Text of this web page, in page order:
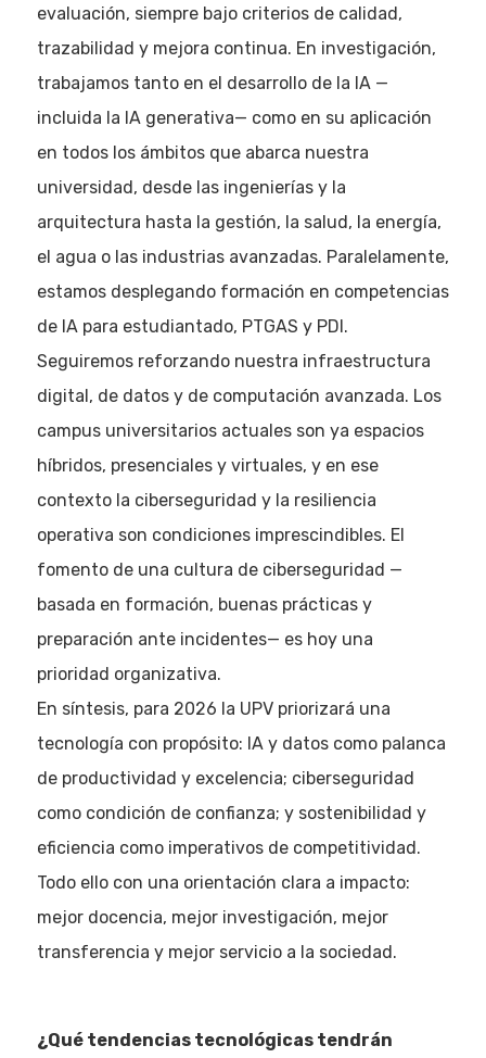
evaluación, siempre bajo criterios de calidad,
trazabilidad y mejora continua. En investigación,
trabajamos tanto en el desarrollo de la IA —
incluida la IA generativa— como en su aplicación
en todos los ámbitos que abarca nuestra
universidad, desde las ingenierías y la
arquitectura hasta la gestión, la salud, la energía,
el agua o las industrias avanzadas. Paralelamente,
estamos desplegando formación en competencias
de IA para estudiantado, PTGAS y PDI.
Seguiremos reforzando nuestra infraestructura
digital, de datos y de computación avanzada. Los
campus universitarios actuales son ya espacios
híbridos, presenciales y virtuales, y en ese
contexto la ciberseguridad y la resiliencia
operativa son condiciones imprescindibles. El
fomento de una cultura de ciberseguridad —
basada en formación, buenas prácticas y
preparación ante incidentes— es hoy una
prioridad organizativa.
En síntesis, para 2026 la UPV priorizará una
tecnología con propósito: IA y datos como palanca
de productividad y excelencia; ciberseguridad
como condición de confianza; y sostenibilidad y
eficiencia como imperativos de competitividad.
Todo ello con una orientación clara a impacto:
mejor docencia, mejor investigación, mejor
transferencia y mejor servicio a la sociedad.
¿Qué tendencias tecnológicas tendrán